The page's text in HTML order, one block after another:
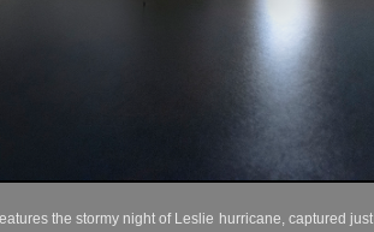
the stormy night of Leslie hurricane, captured